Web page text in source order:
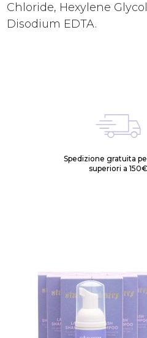
Chloride, Hexylene
Disodium EDTA.
Spedizione gratuita
superiori a 150€